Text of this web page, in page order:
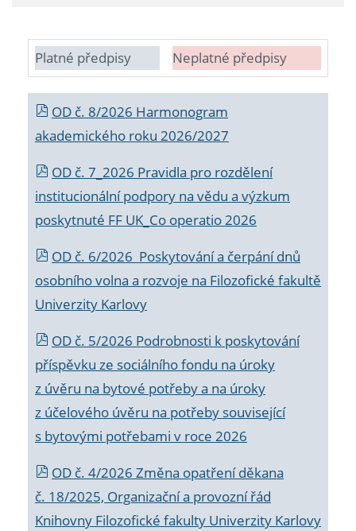
Platné předpisy Neplatné předpisy
OD č. 8/2026 Harmonogram
akademického roku 2026/2027
OD č. 7_2026 Pravidla pro rozdělení
institucionální podpory na vědu a výzkum
poskytnuté FF UK_Co operatio 2026
OD č. 6/2026 Poskytování a čerpání dnů
osobního volna a rozvoje na Filozofické fakultě
Univerzity Karlovy
OD č. 5/2026 Podrobnosti k poskytování
příspěvku ze sociálního fondu na úroky
z úvěru na bytové potřeby a na úroky
z účelového úvěru na potřeby související
s bytovými potřebami v roce 2026
OD č. 4/2026 Změna opatření děkana
č. 18/2025, Organizační a provozní řád
Knihovny Filozofické fakulty Univerzity Karlovy